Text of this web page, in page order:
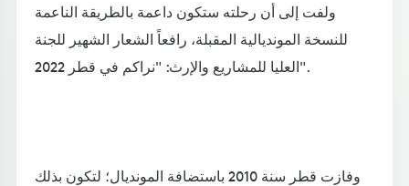
ولفت إلى أن رحلته ستكون داعمة بالطريقة الناعمة
للنسخة المونديالية المقبلة، رافعاً الشعار الشهير للجنة
العليا للمشاريع والإرث: "نراكم في قطر 2022".
وفازت قطر سنة 2010 باستضافة المونديال؛ لتكون بذلك